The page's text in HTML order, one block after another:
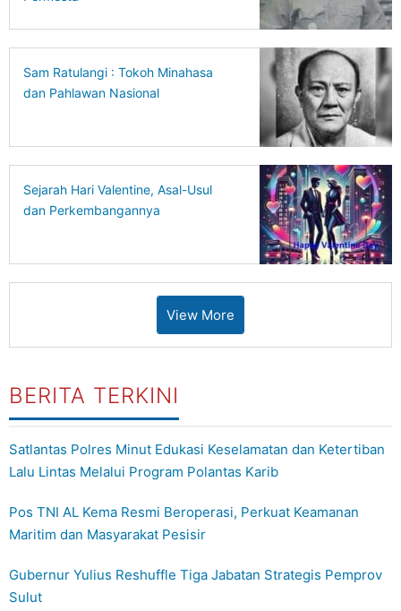
Sam Ratulangi : Tokoh Minahasa
dan Pahlawan Nasional
Sejarah Hari Valentine, Asal-Usul
dan Perkembangannya
View More
BERITA TERKINI
Satlantas Polres Minut Edukasi Keselamatan dan Ketertiban
Lalu Lintas Melalui Program Polantas Karib
Pos TNI AL Kema Resmi Beroperasi, Perkuat Keamanan
Maritim dan Masyarakat Pesisir
Gubernur Yulius Reshuffle Tiga Jabatan Strategis Pemprov
Sulut